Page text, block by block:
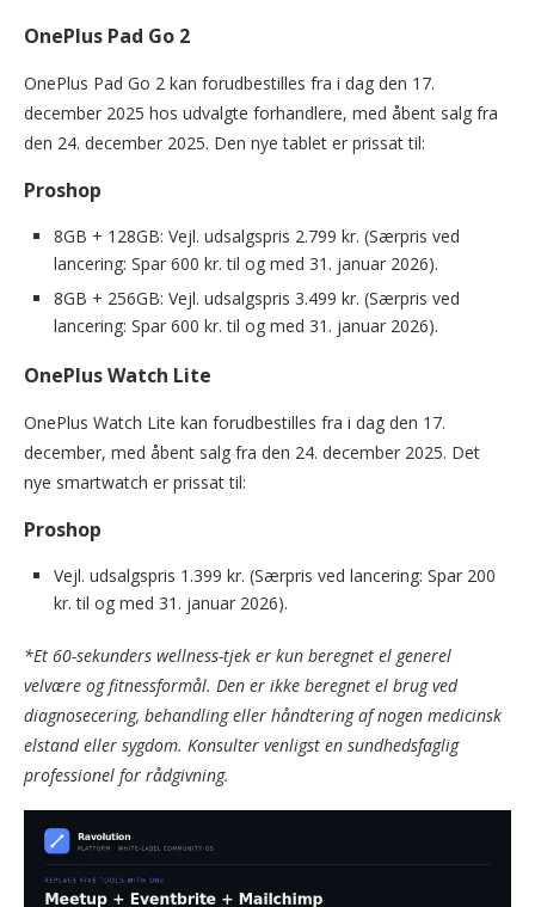
OnePlus Pad Go 2
OnePlus Pad Go 2 kan forudbestilles fra i dag den 17.
december 2025 hos udvalgte forhandlere, med åbent salg fra
den 24. december 2025. Den nye tablet er prissat til:
Proshop
8GB + 128GB: Vejl. udsalgspris 2.799 kr. (Særpris ved
lancering: Spar 600 kr. til og med 31. januar 2026).
8GB + 256GB: Vejl. udsalgspris 3.499 kr. (Særpris ved
lancering: Spar 600 kr. til og med 31. januar 2026).
OnePlus Watch Lite
OnePlus Watch Lite kan forudbestilles fra i dag den 17.
december, med åbent salg fra den 24. december 2025. Det
nye smartwatch er prissat til:
Proshop
Vejl. udsalgspris 1.399 kr. (Særpris ved lancering: Spar 200
kr. til og med 31. januar 2026).
*Et 60-sekunders wellness-tjek er kun beregnet el generel
velvære og fitnessformål. Den er ikke beregnet el brug ved
diagnosecering, behandling eller håndtering af nogen medicinsk
elstand eller sygdom. Konsulter venligst en sundhedsfaglig
professionel for rådgivning.